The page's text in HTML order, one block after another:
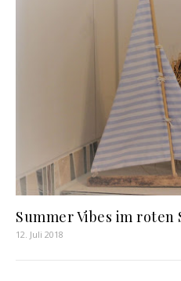
Summer Vibes im roten
12. Juli 2018